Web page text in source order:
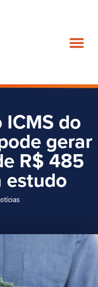
ICMS do
gerar
R$ 485
estudo